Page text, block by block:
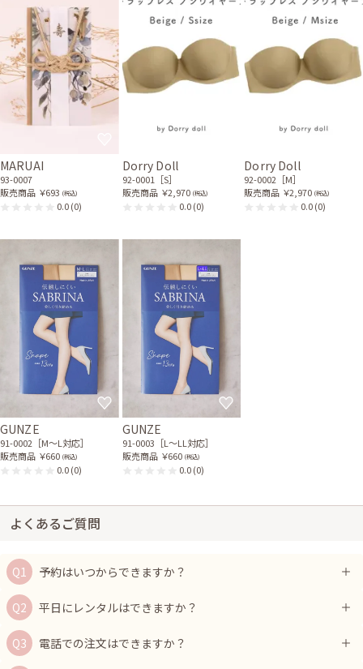
MARUAI
93-0007
販売商品 ￥693 (税込)
0.0(0)
Dorry Doll
92-0001［S］
販売商品 ￥2,970 (税込)
0.0(0)
Dorry Doll
92-0002［M］
販売商品 ￥2,970 (税込)
0.0(0)
GUNZE
91-0002［M〜L対応］
販売商品 ￥660 (税込)
0.0(0)
GUNZE
91-0003［L〜LL対応］
販売商品 ￥660 (税込)
0.0(0)
よくあるご質問
予約はいつからできますか？
平日にレンタルはできますか？
電話での注文はできますか？